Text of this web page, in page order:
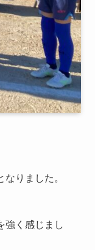
りました。
強く感じまし